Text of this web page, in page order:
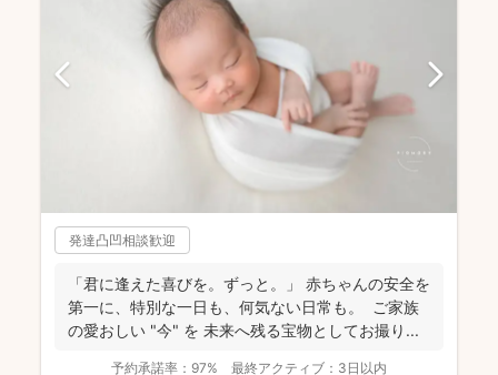
発達凸凹相談歓迎
「君に逢えた喜びを。ずっと。」 赤ちゃんの安全を
第一に、特別な一日も、何気ない日常も。 ご家族
の愛おしい "今" を 未来へ残る宝物としてお撮り...
予約承諾率： 97% 最終アクティブ： 3日以内